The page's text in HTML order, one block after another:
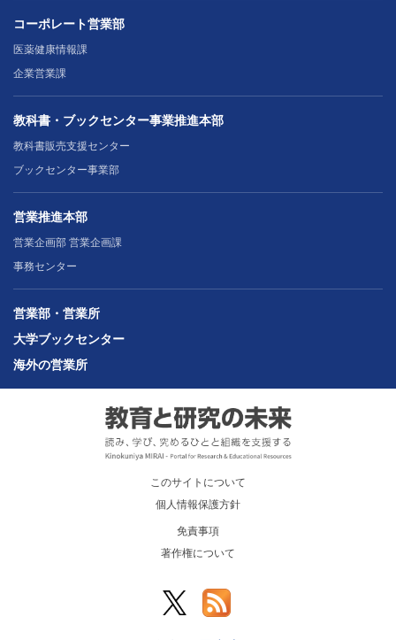
コーポレート営業部
医薬健康情報課
企業営業課
教科書・ブックセンター事業推進本部
教科書販売支援センター
ブックセンター事業部
営業推進本部
営業企画部 営業企画課
事務センター
営業部・営業所
大学ブックセンター
海外の営業所
このサイトについて
個人情報保護方針
免責事項
著作権について